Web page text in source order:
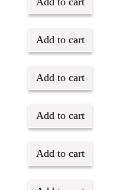
Add to cart
Add to cart
Add to cart
Add to cart